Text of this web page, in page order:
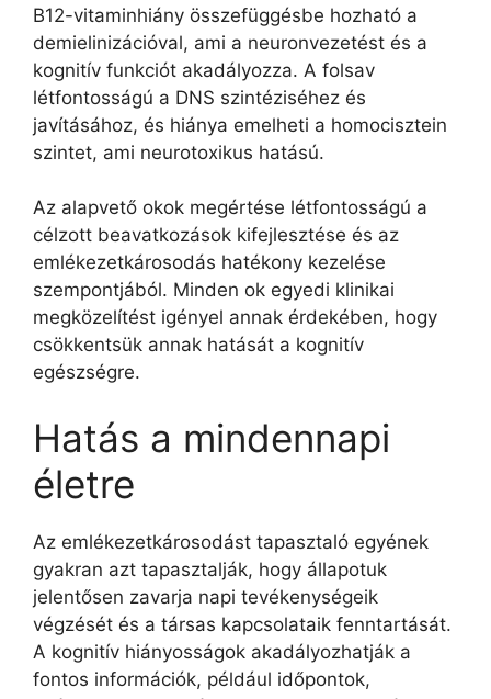
B12-vitaminhiány összefüggésbe hozható a
demielinizációval, ami a neuronvezetést és a
kognitív funkciót akadályozza. A folsav
létfontosságú a DNS szintéziséhez és
javításához, és hiánya emelheti a homocisztein
szintet, ami neurotoxikus hatású.
Az alapvető okok megértése létfontosságú a
célzott beavatkozások kifejlesztése és az
emlékezetkárosodás hatékony kezelése
szempontjából. Minden ok egyedi klinikai
megközelítést igényel annak érdekében, hogy
csökkentsük annak hatását a kognitív
egészségre.
Hatás a mindennapi
életre
Az emlékezetkárosodást tapasztaló egyének
gyakran azt tapasztalják, hogy állapotuk
jelentősen zavarja napi tevékenységeik
végzését és a társas kapcsolataik fenntartását.
A kognitív hiányosságok akadályozhatják a
fontos információk, például időpontok,